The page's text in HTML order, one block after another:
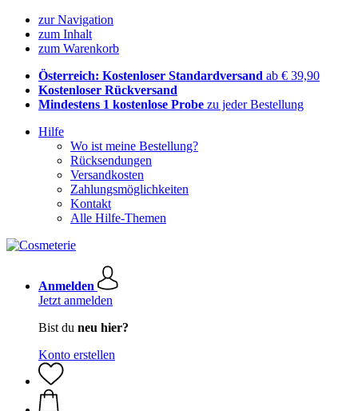
zur Navigation
zum Inhalt
zum Warenkorb
Österreich: Kostenloser Standardversand ab € 39,90
Kostenloser Rückversand
Mindestens 1 kostenlose Probe zu jeder Bestellung
Hilfe
Wo ist meine Bestellung?
Rücksendungen
Versandkosten
Zahlungsmöglichkeiten
Kontakt
Alle Hilfe-Themen
Anmelden
Jetzt anmelden
Bist du neu hier?
Konto erstellen